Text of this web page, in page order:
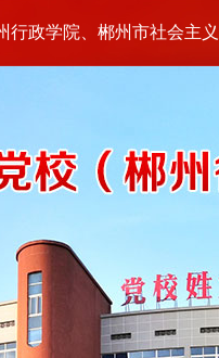
行政学院、郴州市社会主